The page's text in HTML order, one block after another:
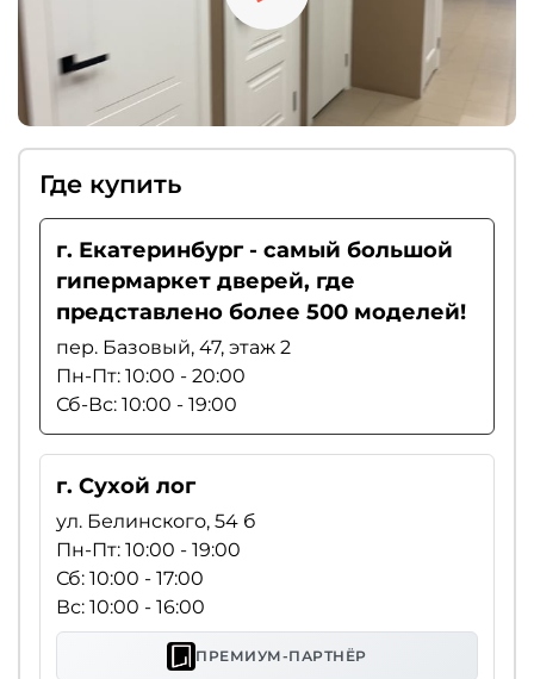
Где купить
г. Екатеринбург - самый большой
гипермаркет дверей, где
представлено более 500 моделей!
пер. Базовый, 47, этаж 2
Пн-Пт: 10:00 - 20:00
Сб-Вс: 10:00 - 19:00
г. Сухой лог
ул. Белинского, 54 б
Пн-Пт: 10:00 - 19:00
Сб: 10:00 - 17:00
Вс: 10:00 - 16:00
ПРЕМИУМ-ПАРТНЁР